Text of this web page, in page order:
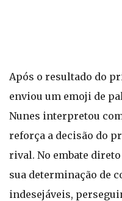
Após o resultado do
enviou um emoji de
Nunes interpretou
reforça a decisão do
rival. No embate
sua determinação de
indesejáveis,